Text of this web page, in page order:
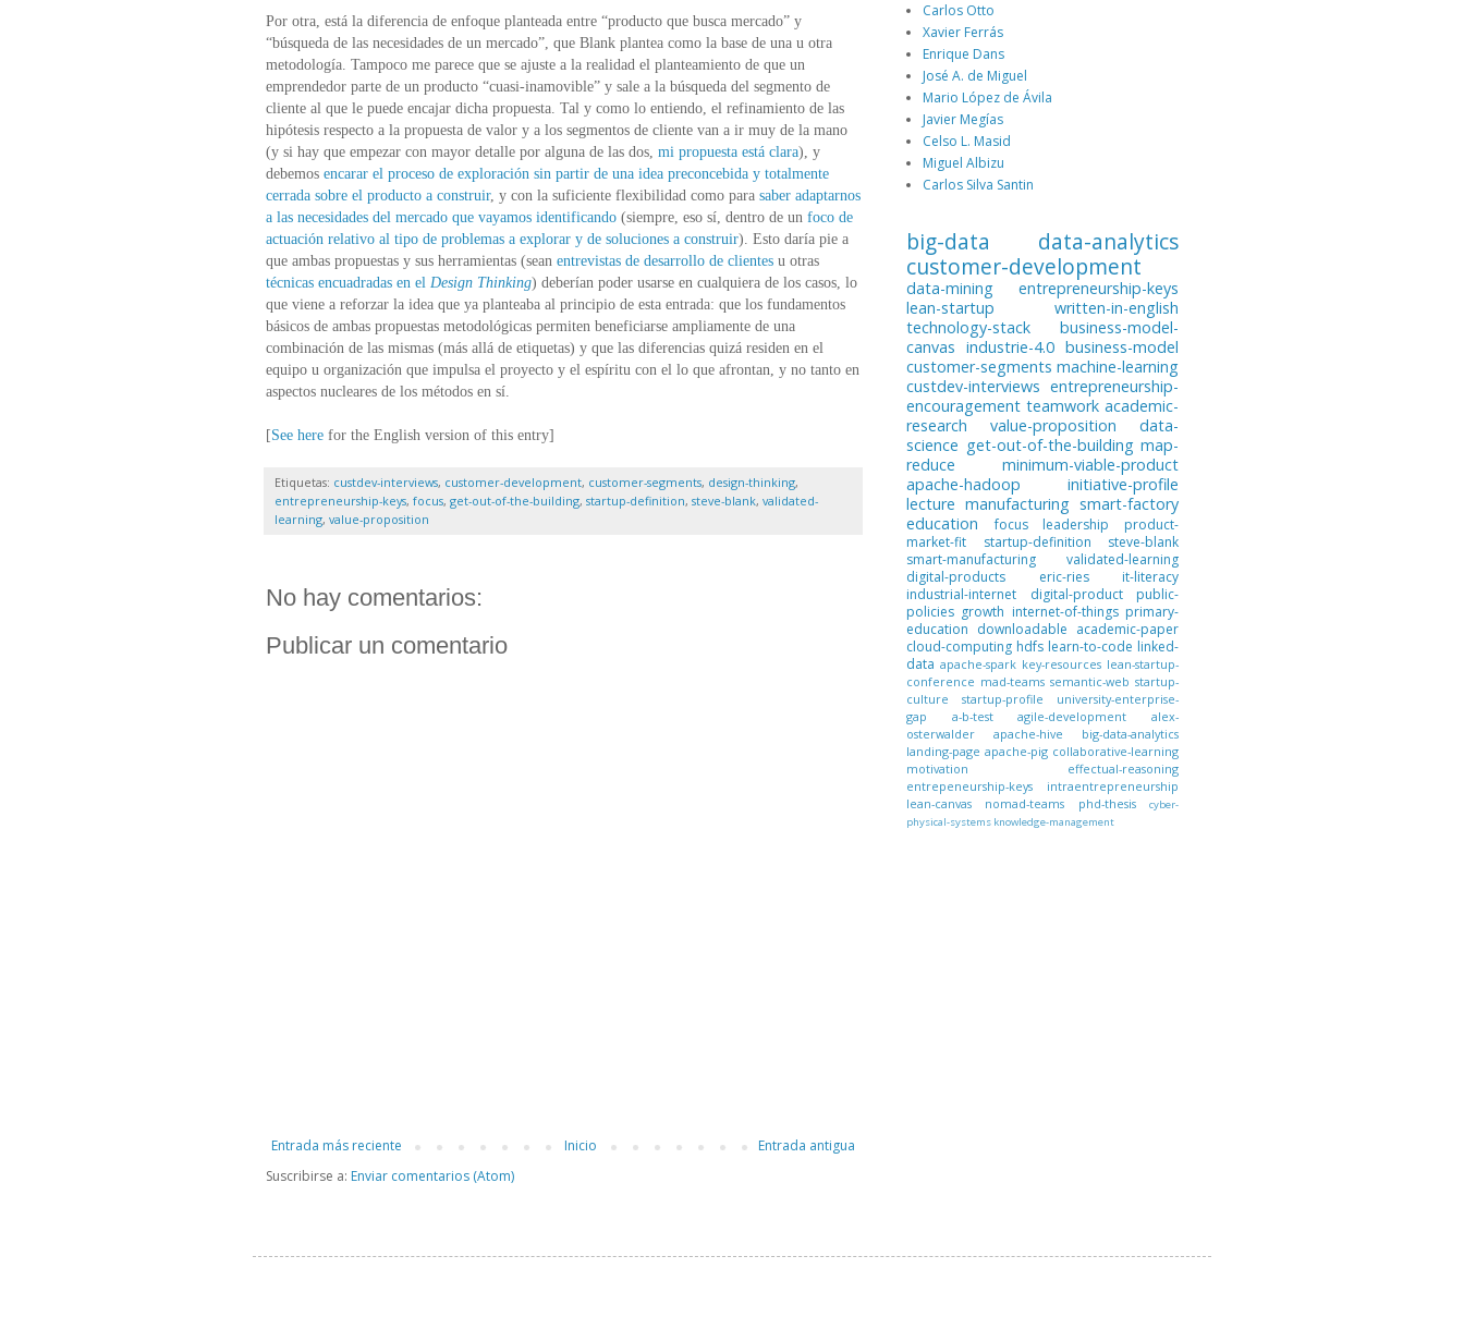
Por otra, está la diferencia de enfoque planteada entre “producto que busca mercado” y
“búsqueda de las necesidades de un mercado”, que Blank plantea como la base de una u otra
metodología. Tampoco me parece que se ajuste a la realidad el planteamiento de que un
emprendedor parte de un producto “cuasi-inamovible” y sale a la búsqueda del segmento de
cliente al que le puede encajar dicha propuesta. Tal y como lo entiendo, el refinamiento de las
hipótesis respecto a la propuesta de valor y a los segmentos de cliente van a ir muy de la mano
(y si hay que empezar con mayor detalle por alguna de las dos, mi propuesta está clara), y
debemos encarar el proceso de exploración sin partir de una idea preconcebida y totalmente
cerrada sobre el producto a construir, y con la suficiente flexibilidad como para saber adaptarnos
a las necesidades del mercado que vayamos identificando (siempre, eso sí, dentro de un foco de
actuación relativo al tipo de problemas a explorar y de soluciones a construir). Esto daría pie a
que ambas propuestas y sus herramientas (sean entrevistas de desarrollo de clientes u otras
técnicas encuadradas en el Design Thinking) deberían poder usarse en cualquiera de los casos, lo
que viene a reforzar la idea que ya planteaba al principio de esta entrada: que los fundamentos
básicos de ambas propuestas metodológicas permiten beneficiarse ampliamente de una
combinación de las mismas (más allá de etiquetas) y que las diferencias quizá residen en el
equipo u organización que impulsa el proyecto y el espíritu con el lo que afrontan, y no tanto en
aspectos nucleares de los métodos en sí.
[See here for the English version of this entry]
Etiquetas: custdev-interviews, customer-development, customer-segments, design-thinking,
entrepreneurship-keys, focus, get-out-of-the-building, startup-definition, steve-blank, validated-
learning, value-proposition
No hay comentarios:
Publicar un comentario
Entrada más reciente Entrada antigua
Inicio
Suscribirse a: Enviar comentarios (Atom)
Carlos Otto
Xavier Ferrás
Enrique Dans
José A. de Miguel
Mario López de Ávila
Javier Megías
Celso L. Masid
Miguel Albizu
Carlos Silva Santin
big-data
data-analytics
customer-development
data-mining
entrepreneurship-keys
lean-startup
written-in-english
technology-stack
business-model-
canvas industrie-4.0 business-model
customer-segments machine-learning
custdev-interviews entrepreneurship-
encouragement teamwork academic-
research
value-proposition
data-
science get-out-of-the-building map-
reduce
minimum-viable-product
apache-hadoop
initiative-profile
lecture manufacturing smart-factory
education
focus leadership
product-
market-fit
startup-definition
steve-blank
smart-manufacturing
validated-learning
digital-products
eric-ries
it-literacy
industrial-internet
digital-product
public-
policies growth internet-of-things primary-
education downloadable academic-paper
cloud-computing hdfs learn-to-code linked-
data apache-spark key-resources lean-startup-
conference mad-teams semantic-web startup-
culture
startup-profile
university-enterprise-
gap
a-b-test agile-development
alex-
osterwalder
apache-hive
big-data-analytics
landing-page apache-pig collaborative-learning
motivation
effectual-reasoning
entrepeneurship-keys
intraentrepreneurship
lean-canvas
nomad-teams phd-thesis
cyber-
physical-systems knowledge-management